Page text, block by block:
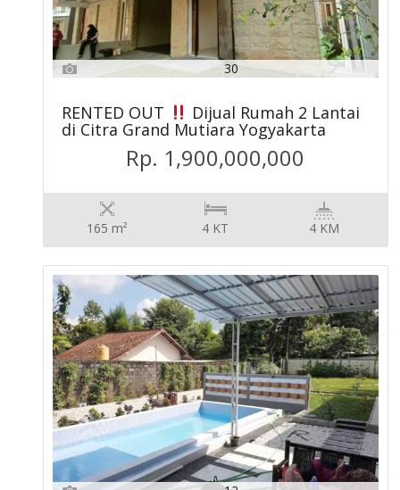
30
RENTED OUT Dijual Rumah 2 Lantai
di Citra Grand Mutiara Yogyakarta
Rp. 1,900,000,000
165 m² 4 KT 4 KM